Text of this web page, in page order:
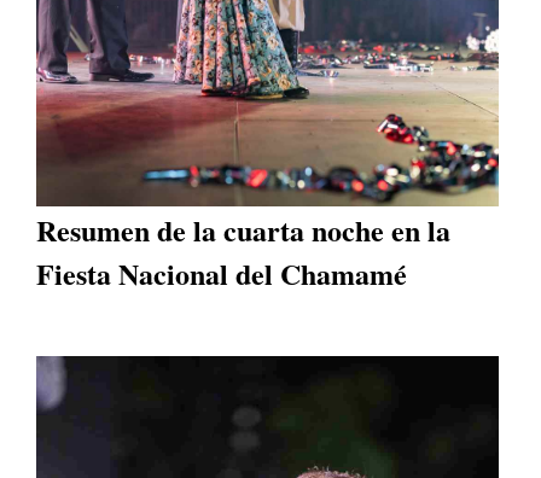
Resumen de la cuarta noche en la
Fiesta Nacional del Chamamé